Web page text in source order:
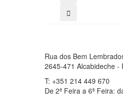
Rua dos Bem
2645-471 Alcabideche -
T: +351 214 449 670
De 2ª Feira a 6ª Feira: